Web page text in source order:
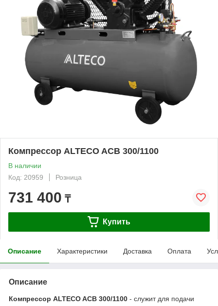
Компрессор ALTECO ACB 300/1100
В наличии
Код: 20959
Розница
731 400 ₸
Купить
Описание Характеристики Доставка Оплата
Описание
Компрессор ALTECO ACB 300/1100 - служит для подачи